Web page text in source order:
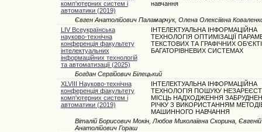
комп'ютерних систем і
автоматики (2019)
навчання
Євген Анатолійович Паламарчук, Олена Олексіївна
LIV Всеукраїнська
науково-технічна
конференція факультету
інтелектуальних
інформаційних технологій
та автоматизації (2025)
ІНТЕЛЕКТУАЛЬНА ІНФОРМАЦІЙНА
ТЕХНОЛОГІЯ ОПТИМІЗАЦІЇ
ТЕКСТОВИХ ТА ГРАФІЧНИХ
БАГАТОРІВНЕВИХ СИСТЕМАХ
Богдан Сергійович Білецький
XLVIII Науково-технічна
конференція факультету
комп'ютерних систем і
автоматики (2019)
ІНТЕЛЕКТУАЛЬНА ІНФОРМАЦІЙНА
ТЕХНОЛОГІЯ ПОШУКУ
МІСЦЬ НАДХОДЖЕННЯ
РІЧКУ З ВИКОРИСТАННЯМ
МАШИННОГО НАВЧАННЯ
Віталій Борисович Мокін, Любов Миколаївна Скорина,
Анатолійович Гораш